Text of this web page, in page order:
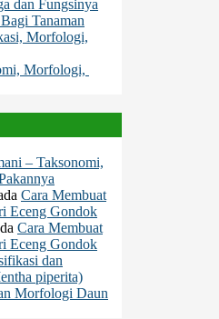
dan Fungsinya
Tanaman
Morfologi,
Morfologi,
– Taksonomi,
Cara Membuat
Eceng Gondok
Cara Membuat
Eceng Gondok
dan
piperita)
Morfologi Daun